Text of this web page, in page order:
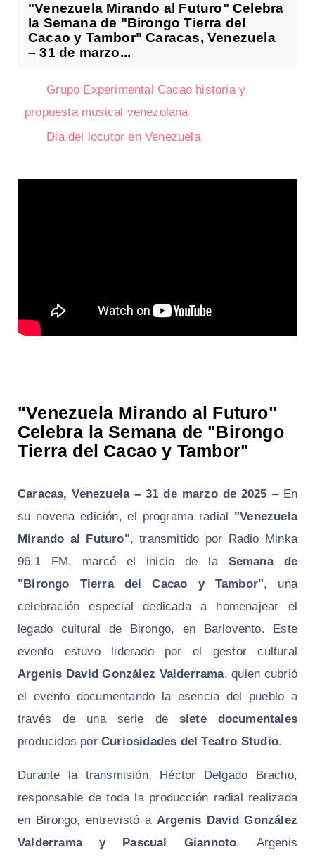
"Venezuela Mirando al Futuro" Celebra
la Semana de "Birongo Tierra del
Cacao y Tambor" Caracas, Venezuela
– 31 de marzo...
Grupo Experimental Cacao historia y
propuesta musical venezolana
Dia del locutor en Venezuela
"Venezuela Mirando al Futuro"
Celebra la Semana de "Birongo
Tierra del Cacao y Tambor"
Caracas, Venezuela – 31 de marzo de 2025 – En
su novena edición, el programa radial "Venezuela
Mirando al Futuro", transmitido por Radio Minka
96.1 FM, marcó el inicio de la Semana de
"Birongo Tierra del Cacao y Tambor", una
celebración especial dedicada a homenajear el
legado cultural de Birongo, en Barlovento. Este
evento estuvo liderado por el gestor cultural
Argenis David González Valderrama, quien cubrió
el evento documentando la esencia del pueblo a
través de una serie de siete documentales
producidos por Curiosidades del Teatro Studio.
Durante la transmisión, Héctor Delgado Bracho,
responsable de toda la producción radial realizada
en Birongo, entrevistó a Argenis David González
Valderrama y Pascual Giannoto. Argenis